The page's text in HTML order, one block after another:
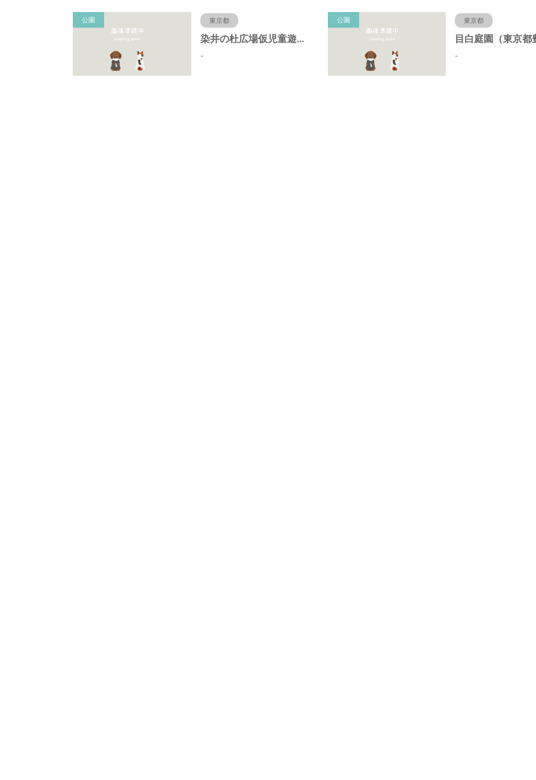
公園 東京都
染井の杜広場仮児童遊園（東京都豊島区）
-
公園 東京都
-